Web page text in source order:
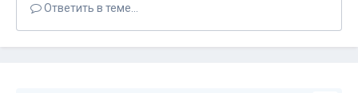
Ответить в теме...